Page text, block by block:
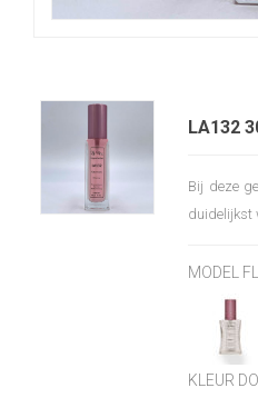
LA132
Bij deze
duidelijkst
MODEL
KLEUR